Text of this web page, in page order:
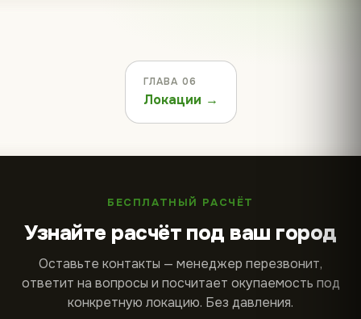
ГЛАВА 06
Локации →
БЕСПЛАТНЫЙ РАСЧЁТ
Узнайте расчёт под ваш город
Оставьте контакты — менеджер перезвонит,
ответит на вопросы и посчитает окупаемость под
конкретную локацию. Без давления.